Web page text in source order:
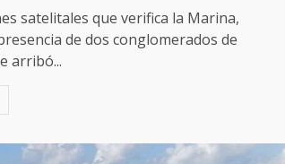
satelitales que verifica la Marina,
de dos conglomerados de
arribó...